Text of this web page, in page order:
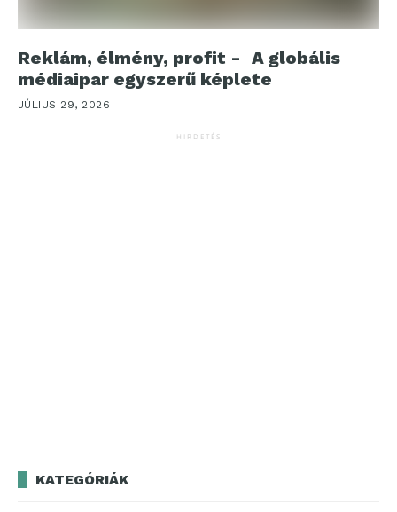
Reklám, élmény, profit - A globális
médiaipar egyszerű képlete
JÚLIUS 29, 2026
HIRDETÉS
KATEGÓRIÁK